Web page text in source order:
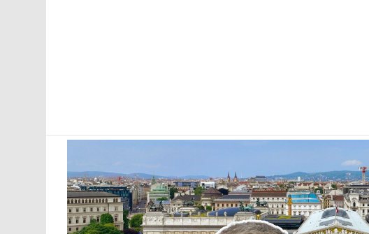
STORIES